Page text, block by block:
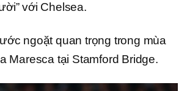
với Chelsea.
ngoặt quan trọng trong mùa
Maresca tại Stamford Bridge.